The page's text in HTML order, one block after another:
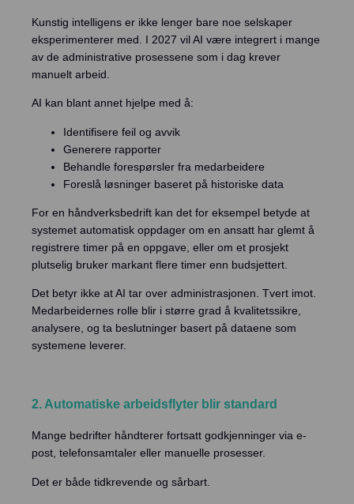
Kunstig intelligens er ikke lenger bare noe selskaper
eksperimenterer med. I 2027 vil AI være integrert i mange
av de administrative prosessene som i dag krever
manuelt arbeid.
AI kan blant annet hjelpe med å:
Identifisere feil og avvik
Generere rapporter
Behandle forespørsler fra medarbeidere
Foreslå løsninger baseret på historiske data
For en håndverksbedrift kan det for eksempel betyde at
systemet automatisk oppdager om en ansatt har glemt å
registrere timer på en oppgave, eller om et prosjekt
plutselig bruker markant flere timer enn budsjettert.
Det betyr ikke at AI tar over administrasjonen. Tvert imot.
Medarbeidernes rolle blir i større grad å kvalitetssikre,
analysere, og ta beslutninger basert på dataene som
systemene leverer.
2. Automatiske arbeidsflyter blir standard
Mange bedrifter håndterer fortsatt godkjenninger via e-
post, telefonsamtaler eller manuelle prosesser.
Det er både tidkrevende og sårbart.